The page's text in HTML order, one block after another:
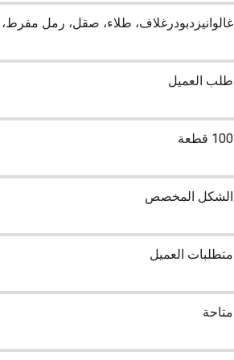
غالوانيزدبودرغلاف، طلاء، صقل، رمل مفرط،
طلب العميل
100 قطعة
الشكل المخصص
متطلبات العميل
متاحة